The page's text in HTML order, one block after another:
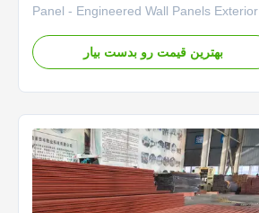
Panel - Engineered Wall Panels Exterior
Alternative for Outdoor Use Versatile
Applications Perfect for exterior walls,
makes ...
بهترین قیمت رو بدست بیار